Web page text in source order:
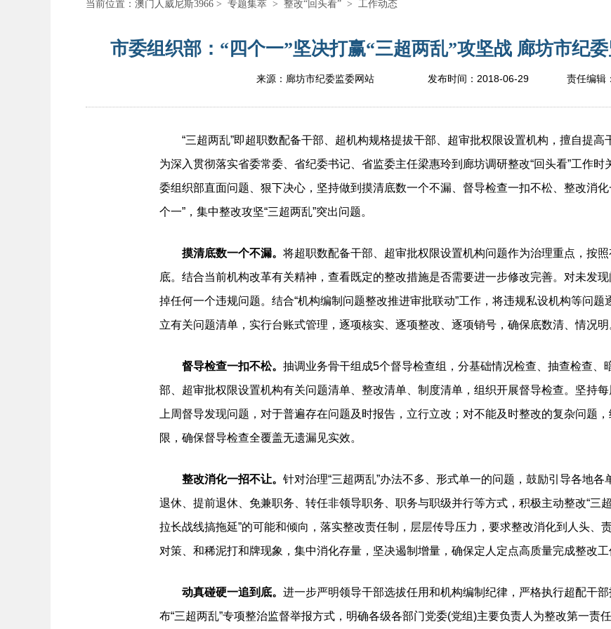
当前位置： 澳门人威尼斯3966 > 专题集萃 > 整改“回头看” > 工作动态
市委组织部：“四个一”坚决打赢“三超两乱”攻坚战 廊坊市纪
来源：廊坊市纪委监委网站 发布时间： 2018-06-29 责任编辑：
“三超两乱”即超职数配备干部、超机构规格提拔干部、超审批权限设置机构，擅自提高
为深入贯彻落实省委常委、省纪委书记、省监委主任梁惠玲到廊坊调研整改“回头看”工作时
委组织部直面问题、狠下决心，坚持做到摸清底数一个不漏、督导检查一扣不松、整改消
个一”，集中整改攻坚“三超两乱”突出问题。
摸清底数一个不漏。 将超职数配备干部、超审批权限设置机构问题作为治理重点，按
底。结合当前机构改革有关精神，查看既定的整改措施是否需要进一步修改完善。对未发
掉任何一个违规问题。结合“机构编制问题整改推进审批联动”工作，将违规私设机构等问
立有关问题清单，实行台账式管理，逐项核实、逐项整改、逐项销号，确保底数清、情况明
督导检查一扣不松。 抽调业务骨干组成5个督导检查组，分基础情况检查、抽查检查、
部、超审批权限设置机构有关问题清单、整改清单、制度清单，组织开展督导检查。坚持每
上周督导发现问题，对于普遍存在问题及时报告，立行立改；对不能及时整改的复杂问题
限，确保督导检查全覆盖无遗漏见实效。
整改消化一招不让。 针对治理“三超两乱”办法不多、形式单一的问题，鼓励引导各地
退休、提前退休、免兼职务、转任非领导职务、职务与职级并行等方式，积极主动整改“三
拉长战线搞拖延”的可能和倾向，落实整改责任制，层层传导压力，要求整改消化到人头、
对策、和稀泥打和牌现象，集中消化存量，坚决遏制增量，确保定人定点高质量完成整改工
动真碰硬一追到底。 进一步严明领导干部选拔任用和机构编制纪律，严格执行超配干
布“三超两乱”专项整治监督举报方式，明确各级各部门党委(党组)主要负责人为整改第一责